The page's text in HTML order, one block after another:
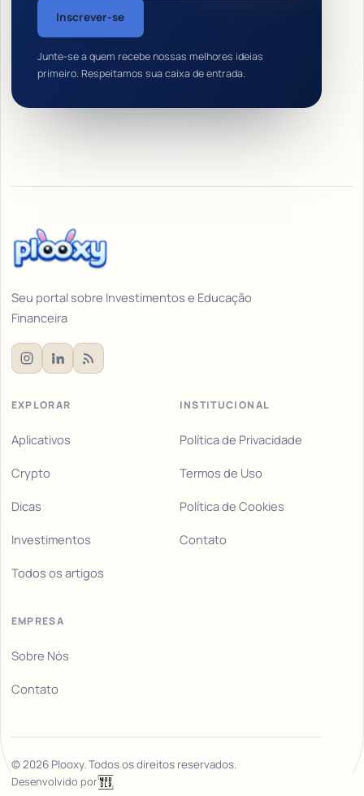
Inscrever-se
Junte-se a quem recebe nossas melhores ideias
primeiro. Respeitamos sua caixa de entrada.
Seu portal sobre Investimentos e Educação
Financeira
EXPLORAR
Aplicativos
Crypto
Dicas
Investimentos
Todos os artigos
INSTITUCIONAL
Política de Privacidade
Termos de Uso
Política de Cookies
Contato
EMPRESA
Sobre Nós
Contato
©2026Plooxy. Todos os direitos reservados.
Desenvolvido por